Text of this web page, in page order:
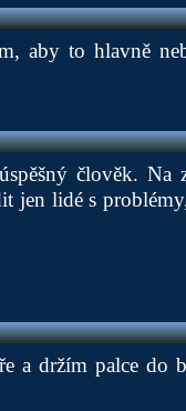
aby to hlavně
člověk.
jen lidé s
a držím palce do